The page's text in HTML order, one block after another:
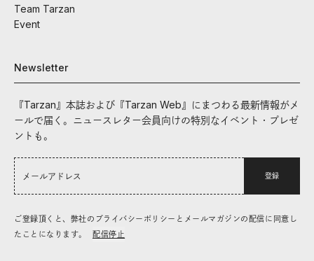
Team Tarzan
Event
Newsletter
『Tarzan』本誌および『Tarzan Web』にまつわる最新情報がメ
ールで届く。ニュースレター会員向けの特別なイベント・プレゼ
ントも。
登録
ご登録頂くと、弊社のプライバシーポリシーとメールマガジンの配信に同意し
たことになります。
配信停止